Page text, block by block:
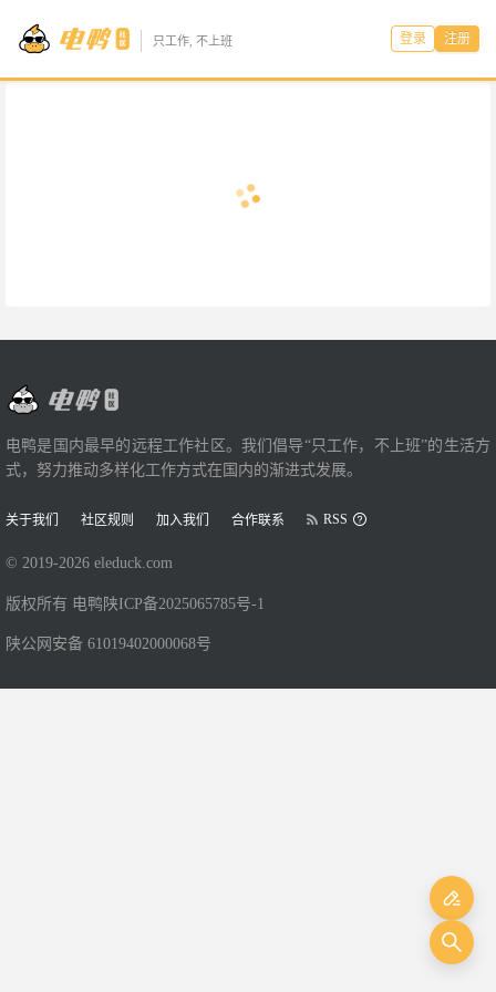
只工作, 不上班 登录 注册
电鸭是国内最早的远程工作社区。我们倡导“只工作，不上班”的生活方
式，努力推动多样化工作方式在国内的渐进式发展。
关于我们 社区规则 加入我们 合作联系 RSS
© 2019-2026 eleduck.com
版权所有 电鸭 陕ICP备2025065785号-1
陕公网安备 61019402000068号